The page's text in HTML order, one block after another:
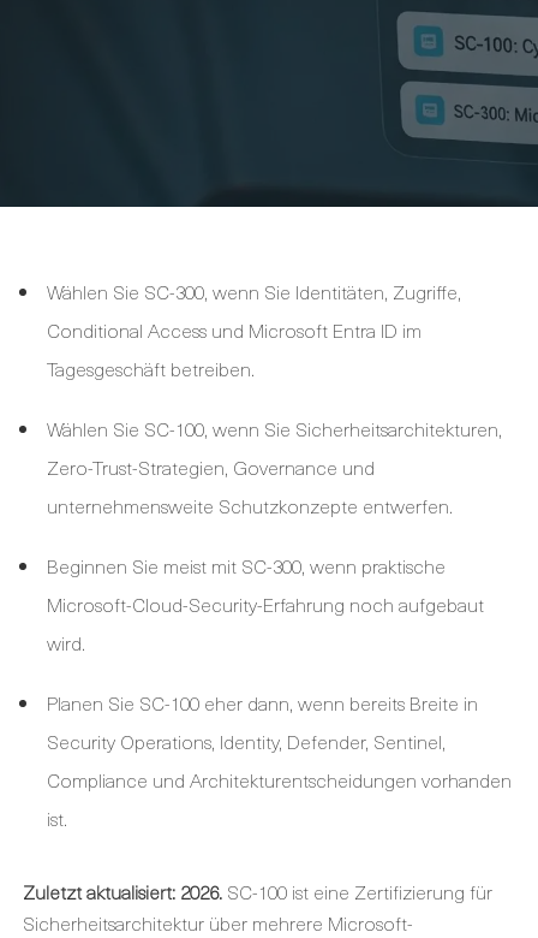
Wählen Sie SC-300, wenn Sie Identitäten, Zugriffe,
Conditional Access und Microsoft Entra ID im
Tagesgeschäft betreiben.
Wählen Sie SC-100, wenn Sie Sicherheitsarchitekturen,
Zero-Trust-Strategien, Governance und
unternehmensweite Schutzkonzepte entwerfen.
Beginnen Sie meist mit SC-300, wenn praktische
Microsoft-Cloud-Security-Erfahrung noch aufgebaut
wird.
Planen Sie SC-100 eher dann, wenn bereits Breite in
Security Operations, Identity, Defender, Sentinel,
Compliance und Architekturentscheidungen vorhanden
ist.
Zuletzt aktualisiert: 2026. SC-100 ist eine Zertifizierung für
Sicherheitsarchitektur über mehrere Microsoft-